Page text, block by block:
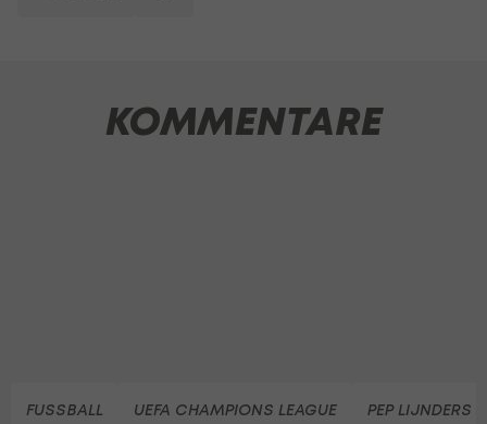
KOMMENTARE
FUSSBALL UEFA CHAMPIONS LEAGUE PEP LIJNDERS